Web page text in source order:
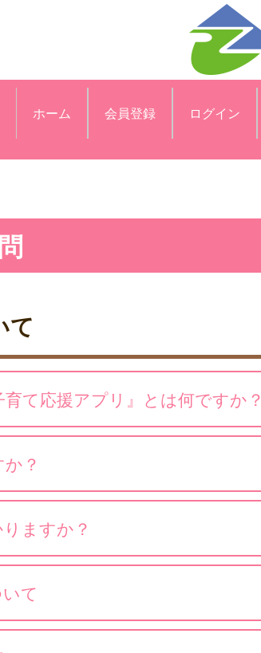
ホーム 会員登録 ログイン
て
育て応援アプリ』とは何ですか？
？
ますか？
て